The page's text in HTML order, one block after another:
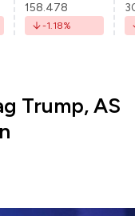
158.478
-1.18%
Trump, AS